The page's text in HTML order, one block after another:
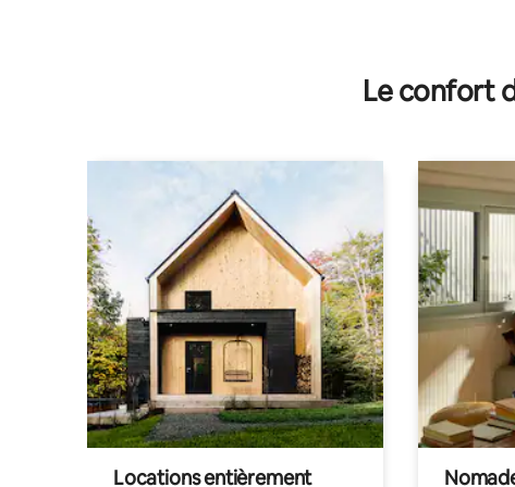
Le confort
Locations entièrement